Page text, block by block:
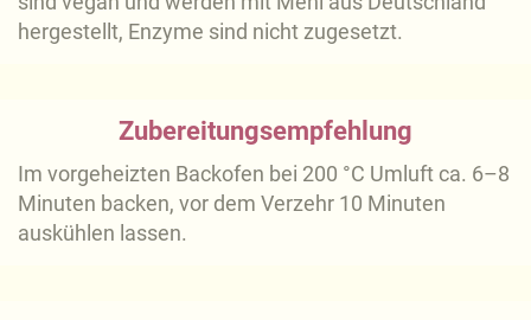
hergestellt, Enzyme sind nicht zugesetzt.
Zubereitungsempfehlung
Im vorgeheizten Backofen bei 200 °C Umluft ca. 6–8
Minuten backen, vor dem Verzehr 10 Minuten
auskühlen lassen.